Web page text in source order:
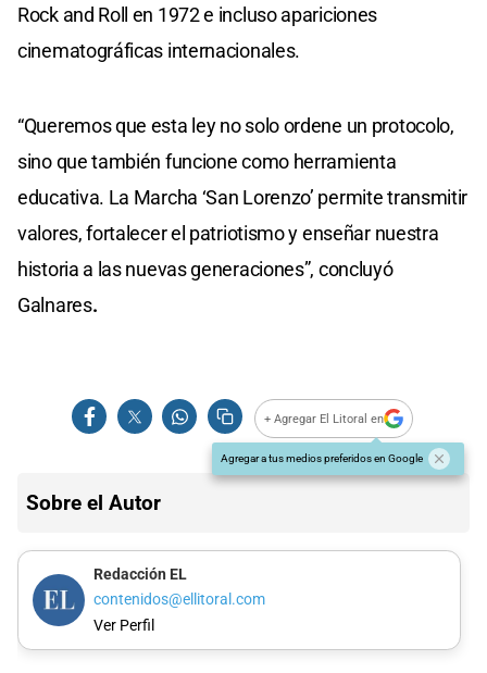
Rock and Roll en 1972 e incluso apariciones
cinematográficas internacionales.
“Queremos que esta ley no solo ordene un protocolo,
sino que también funcione como herramienta
educativa. La Marcha ‘San Lorenzo’ permite transmitir
valores, fortalecer el patriotismo y enseñar nuestra
historia a las nuevas generaciones”, concluyó
Galnares.
+ Agregar El Litoral en
Agregar a tus medios preferidos en Google
Sobre el Autor
Redacción EL
contenidos@ellitoral.com
Ver Perfil